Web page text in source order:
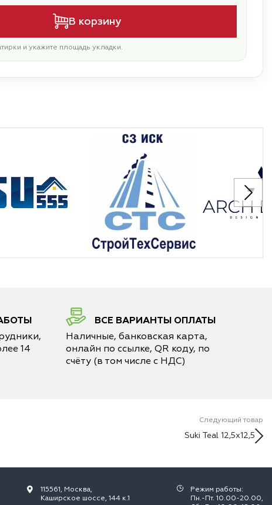
В корзину
и укажите площадь укладки.
14
ВСЕ ВАРИАНТЫ ОПЛАТЫ
Наличные, банковская карта,
онлайн по ссылке, QR коду, по
счёту (в том числе с НДС)
Следующий товар
Suki Teal 12,5x12,5
115561, Москва,
Каширское шоссе, 144 к.1
Режим работы:
Пн.-Пт. 10.00-20.00,